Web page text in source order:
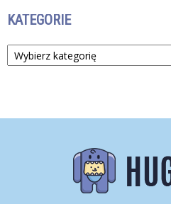
KATEGORIE
Kategorie